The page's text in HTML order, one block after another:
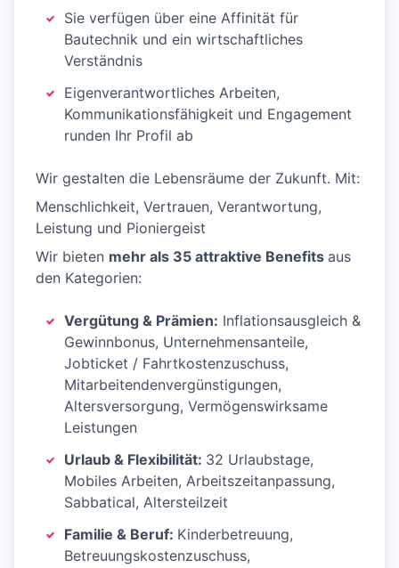
Sie verfügen über eine Affinität für
Bautechnik und ein wirtschaftliches
Verständnis
Eigenverantwortliches Arbeiten,
Kommunikationsfähigkeit und Engagement
runden Ihr Profil ab
Wir gestalten die Lebensräume der Zukunft. Mit:
Menschlichkeit, Vertrauen, Verantwortung,
Leistung und Pioniergeist
Wir bieten mehr als 35 attraktive Benefits aus
den Kategorien:
Vergütung & Prämien: Inflationsausgleich &
Gewinnbonus, Unternehmensanteile,
Jobticket / Fahrtkostenzuschuss,
Mitarbeitendenvergünstigungen,
Altersversorgung, Vermögenswirksame
Leistungen
Urlaub & Flexibilität: 32 Urlaubstage,
Mobiles Arbeiten, Arbeitszeitanpassung,
Sabbatical, Altersteilzeit
Familie & Beruf: Kinderbetreuung,
Betreuungskostenzuschuss,